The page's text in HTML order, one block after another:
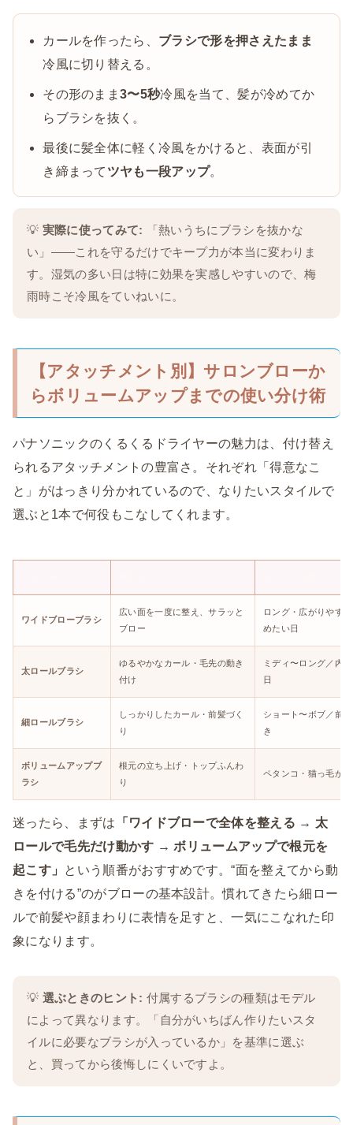
カールを作ったら、 ブラシで形を押さえたまま
冷風に切り替える。
その形のまま3〜5秒冷風を当て、髪が冷めてか
らブラシを抜く。
最後に髪全体に軽く冷風をかけると、表面が引
き締まって ツヤも一段アップ。
💡 実際に使ってみて: 「熱いうちにブラシを抜かな
い」——これを守るだけでキープ力が本当に変わりま
す。湿気の多い日は特に効果を実感しやすいので、梅
雨時こそ冷風をていねいに。
【アタッチメント別】サロンブローか
らボリュームアップまでの使い分け術
パナソニックのくるくるドライヤーの魅力は、付け替え
られるアタッチメントの豊富さ。それぞれ「得意なこ
と」がはっきり分かれているので、なりたいスタイルで
選ぶと1本で何役もこなしてくれます。
ワイドブローブラシ
広い面を一度に整え、サラッと
ブロー
ロング・広がりやす
めたい日
太ロールブラシ
ゆるやかなカール・毛先の動き
付け
ミディ〜ロング／内
日
細ロールブラシ
しっかりしたカール・前髪づく
り
ショート〜ボブ／前
き
ボリュームアップブ
ラシ
根元の立ち上げ・トップふんわ
り
ペタンコ・猫っ毛が
迷ったら、まずは 「ワイドブローで全体を整える → 太
ロールで毛先だけ動かす → ボリュームアップで根元を
起こす」
という順番がおすすめです。“面を整えてから動
きを付ける”のがブローの基本設計。慣れてきたら細ロー
ルで前髪や顔まわりに表情を足すと、一気にこなれた印
象になります。
💡 選ぶときのヒント: 付属するブラシの種類はモデル
によって異なります。「自分がいちばん作りたいスタ
イルに必要なブラシが入っているか」を基準に選ぶ
と、買ってから後悔しにくいですよ。